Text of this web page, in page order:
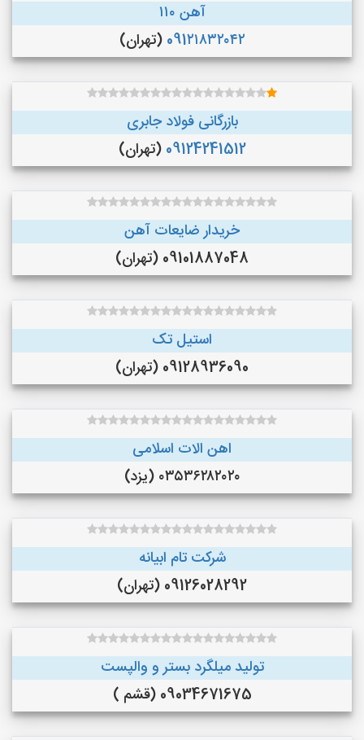
آهن ۱۱۰
091۲۱۸۳۲۰۴۲ (تهران)
بازرگانی فولاد جابری
09124241512 (تهران)
خریدار ضایعات آهن
09101887048 (تهران)
استیل تک
09128936090 (تهران)
اهن الات اسلامی
۰۳۵۳۶۲۸۲۰۲۰ (یزد)
شرکت تام ابیانه
09126028292 (تهران)
تولید میلگرد بستر و والپست
09034671675 (قشم )